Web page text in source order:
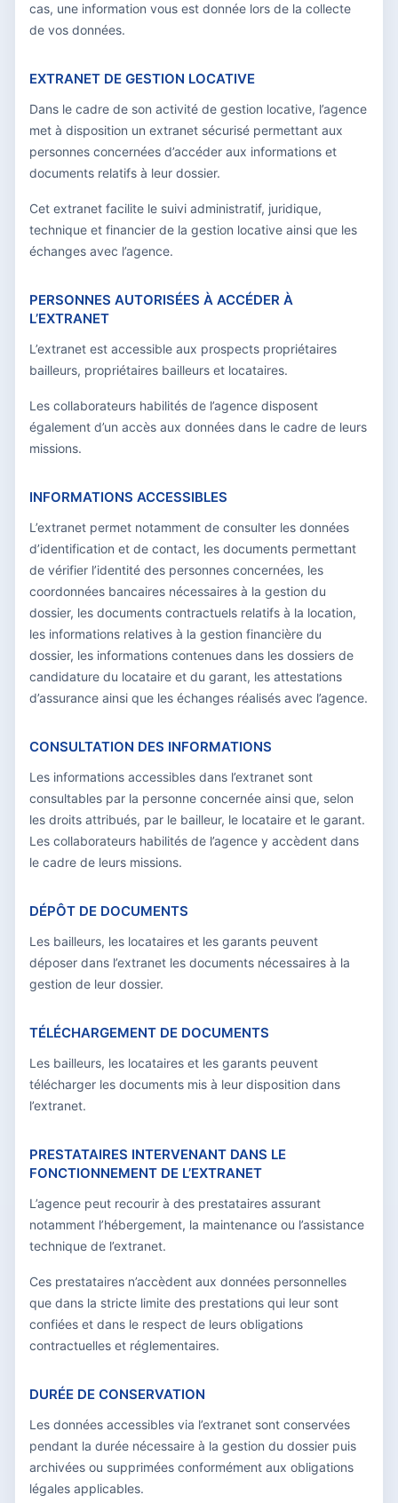
cas, une information vous est donnée lors de la collecte
de vos données.
EXTRANET DE GESTION LOCATIVE
Dans le cadre de son activité de gestion locative, l’agence
met à disposition un extranet sécurisé permettant aux
personnes concernées d’accéder aux informations et
documents relatifs à leur dossier.
Cet extranet facilite le suivi administratif, juridique,
technique et financier de la gestion locative ainsi que les
échanges avec l’agence.
PERSONNES AUTORISÉES À ACCÉDER À
L’EXTRANET
L’extranet est accessible aux prospects propriétaires
bailleurs, propriétaires bailleurs et locataires.
Les collaborateurs habilités de l’agence disposent
également d’un accès aux données dans le cadre de leurs
missions.
INFORMATIONS ACCESSIBLES
L’extranet permet notamment de consulter les données
d’identification et de contact, les documents permettant
de vérifier l’identité des personnes concernées, les
coordonnées bancaires nécessaires à la gestion du
dossier, les documents contractuels relatifs à la location,
les informations relatives à la gestion financière du
dossier, les informations contenues dans les dossiers de
candidature du locataire et du garant, les attestations
d’assurance ainsi que les échanges réalisés avec l’agence.
CONSULTATION DES INFORMATIONS
Les informations accessibles dans l’extranet sont
consultables par la personne concernée ainsi que, selon
les droits attribués, par le bailleur, le locataire et le garant.
Les collaborateurs habilités de l’agence y accèdent dans
le cadre de leurs missions.
DÉPÔT DE DOCUMENTS
Les bailleurs, les locataires et les garants peuvent
déposer dans l’extranet les documents nécessaires à la
gestion de leur dossier.
TÉLÉCHARGEMENT DE DOCUMENTS
Les bailleurs, les locataires et les garants peuvent
télécharger les documents mis à leur disposition dans
l’extranet.
PRESTATAIRES INTERVENANT DANS LE
FONCTIONNEMENT DE L’EXTRANET
L’agence peut recourir à des prestataires assurant
notamment l’hébergement, la maintenance ou l’assistance
technique de l’extranet.
Ces prestataires n’accèdent aux données personnelles
que dans la stricte limite des prestations qui leur sont
confiées et dans le respect de leurs obligations
contractuelles et réglementaires.
DURÉE DE CONSERVATION
Les données accessibles via l’extranet sont conservées
pendant la durée nécessaire à la gestion du dossier puis
archivées ou supprimées conformément aux obligations
légales applicables.